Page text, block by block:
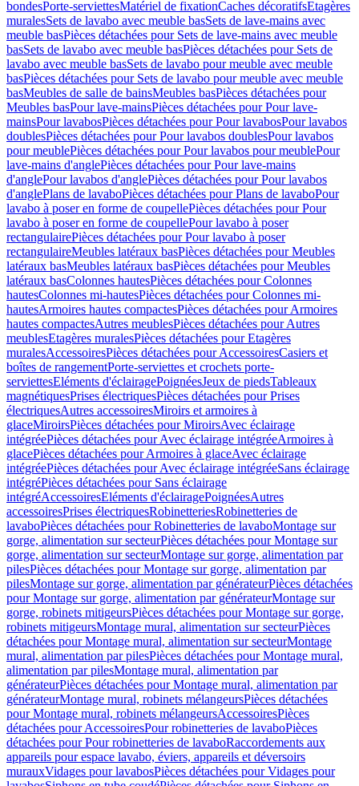
bondesPorte-serviettesMatériel de fixationCaches décoratifsEtagères
muralesSets de lavabo avec meuble basSets de lave-mains avec
meuble basPièces détachées pour Sets de lave-mains avec meuble
basSets de lavabo avec meuble basPièces détachées pour Sets de
lavabo avec meuble basSets de lavabo pour meuble avec meuble
basPièces détachées pour Sets de lavabo pour meuble avec meuble
basMeubles de salle de bainsMeubles basPièces détachées pour
Meubles basPour lave-mainsPièces détachées pour Pour lave-
mainsPour lavabosPièces détachées pour Pour lavabosPour lavabos
doublesPièces détachées pour Pour lavabos doublesPour lavabos
pour meublePièces détachées pour Pour lavabos pour meublePour
lave-mains d'anglePièces détachées pour Pour lave-mains
d'anglePour lavabos d'anglePièces détachées pour Pour lavabos
d'anglePlans de lavaboPièces détachées pour Plans de lavaboPour
lavabo à poser en forme de coupellePièces détachées pour Pour
lavabo à poser en forme de coupellePour lavabo à poser
rectangulairePièces détachées pour Pour lavabo à poser
rectangulaireMeubles latéraux basPièces détachées pour Meubles
latéraux basMeubles latéraux basPièces détachées pour Meubles
latéraux basColonnes hautesPièces détachées pour Colonnes
hautesColonnes mi-hautesPièces détachées pour Colonnes mi-
hautesArmoires hautes compactesPièces détachées pour Armoires
hautes compactesAutres meublesPièces détachées pour Autres
meublesEtagères muralesPièces détachées pour Etagères
muralesAccessoiresPièces détachées pour AccessoiresCasiers et
boîtes de rangementPorte-serviettes et crochets porte-
serviettesEléments d'éclairagePoignéesJeux de piedsTableaux
magnétiquesPrises électriquesPièces détachées pour Prises
électriquesAutres accessoiresMiroirs et armoires à
glaceMiroirsPièces détachées pour MiroirsAvec éclairage
intégréePièces détachées pour Avec éclairage intégréeArmoires à
glacePièces détachées pour Armoires à glaceAvec éclairage
intégréePièces détachées pour Avec éclairage intégréeSans éclairage
intégréPièces détachées pour Sans éclairage
intégréAccessoiresEléments d'éclairagePoignéesAutres
accessoiresPrises électriquesRobinetteriesRobinetteries de
lavaboPièces détachées pour Robinetteries de lavaboMontage sur
gorge, alimentation sur secteurPièces détachées pour Montage sur
gorge, alimentation sur secteurMontage sur gorge, alimentation par
pilesPièces détachées pour Montage sur gorge, alimentation par
pilesMontage sur gorge, alimentation par générateurPièces détachées
pour Montage sur gorge, alimentation par générateurMontage sur
gorge, robinets mitigeursPièces détachées pour Montage sur gorge,
robinets mitigeursMontage mural, alimentation sur secteurPièces
détachées pour Montage mural, alimentation sur secteurMontage
mural, alimentation par pilesPièces détachées pour Montage mural,
alimentation par pilesMontage mural, alimentation par
générateurPièces détachées pour Montage mural, alimentation par
générateurMontage mural, robinets mélangeursPièces détachées
pour Montage mural, robinets mélangeursAccessoiresPièces
détachées pour AccessoiresPour robinetteries de lavaboPièces
détachées pour Pour robinetteries de lavaboRaccordements aux
appareils pour espace lavabo, éviers, appareils et déversoirs
murauxVidages pour lavabosPièces détachées pour Vidages pour